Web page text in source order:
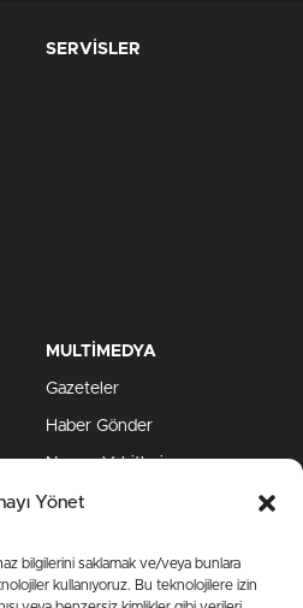
Yönet
bilgilerini saklamak ve/veya bunlara
kullanıyoruz. Bu teknolojilere izin
SERVİSLER
MULTİMEDYA
Gazeteler
Haber Gönder
Namaz Vakitleri
TV Yayın Akışları